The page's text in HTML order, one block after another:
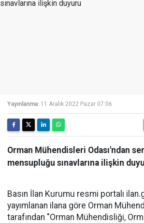
Yayınlanma: 11 Aralık 2022 Pazar 07:06
Orman Mühendisleri Odası'ndan
mensupluğu sınavlarına ilişkin
Basın İlan Kurumu resmi portalı
yayımlanan ilana göre Orman
tarafından "Orman Mühendisliği,